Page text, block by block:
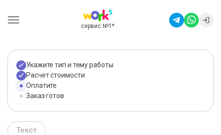
сервис №1 *
Укажите тип и тему работы
Расчет стоимости
Оплатите
Заказ готов
Текст